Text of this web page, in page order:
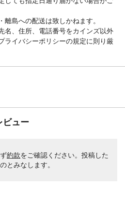
離島への配送は致しかねます。
名、住所、電話番号をカインズ以外
ライバシーポリシーの規定に則り厳
ビュー
約款をご確認ください。投稿した
とみなします。